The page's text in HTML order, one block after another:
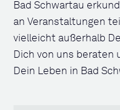
Bad Schwartau
an Veranstaltungen
vielleicht außerhalb
Dich von uns beraten
Dein Leben in Bad